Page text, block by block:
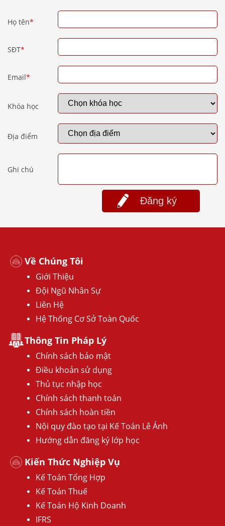
Họ tên*
SĐT*
Email*
Khóa học
Địa điểm
Ghi chú
Đăng ký
Về Chúng Tôi
Giới Thiệu
Đội Ngũ Nhân Sự
Liên Hệ
Hệ Thống Cơ Sở Toàn Quốc
Thông Tin Pháp Lý
Chính sách bảo mật
Điều khoản sử dụng
Thủ tục nhập học
Chính sách thanh toán
Chính sách hoàn tiền
Nội quy đào tạo tại Kế Toán Lê Ánh
Hướng dẫn đăng ký lớp học
Kiến Thức Nghiệp Vụ
Kế Toán Tổng Hợp
Kế Toán Thuế
Kế Toán Hộ Kinh Doanh
IFRS